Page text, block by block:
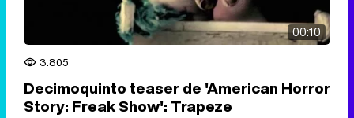
00:10
3.805
Decimoquinto teaser de 'American Horror
Story: Freak Show': Trapeze